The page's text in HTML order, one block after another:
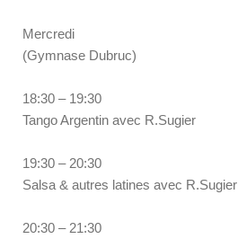
Mercredi
(Gymnase Dubruc)
18:30 – 19:30
Tango Argentin avec R.Sugier
19:30 – 20:30
Salsa & autres latines avec R.Sugier
20:30 – 21:30